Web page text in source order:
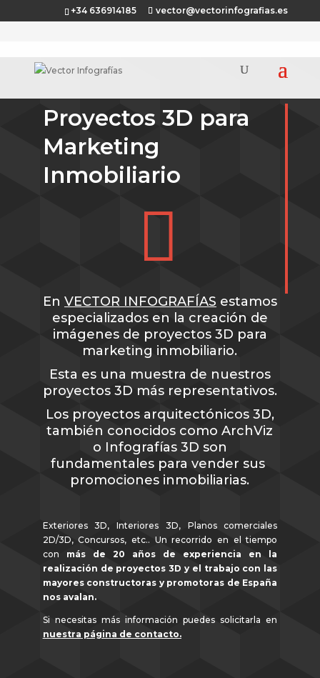
+34 636914185 vector@vectorinfografias.es
Proyectos 3D para
Marketing
Inmobiliario

En VECTOR INFOGRAFÍAS estamos
especializados en la creación de
imágenes de proyectos 3D para
marketing inmobiliario.
Esta es una muestra de nuestros
proyectos 3D más representativos.
Los proyectos arquitectónicos 3D,
también conocidos como ArchViz
o Infografías 3D son
fundamentales para vender sus
promociones inmobiliarias.
Exteriores 3D, Interiores 3D, Planos comerciales
2D/3D, Concursos, etc.. Un recorrido en el tiempo
con más de 20 años de experiencia en la
realización de proyectos 3D y el trabajo con las
mayores constructoras y promotoras de España
nos avalan.
Si necesitas más información puedes solicitarla en
nuestra página de contacto.